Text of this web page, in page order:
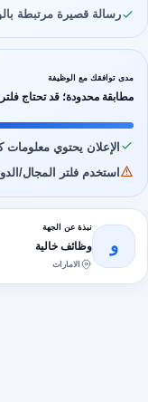
رسالة قصيرة مرتبطة
مدى توافقك مع الوظيفة
مطابقة محدودة؛ قد تحتاج
الإعلان يحتوي معلومات
استخدم فلتر المجال/
و
نبذة عن الجهة
وظائف خالية
الامارات